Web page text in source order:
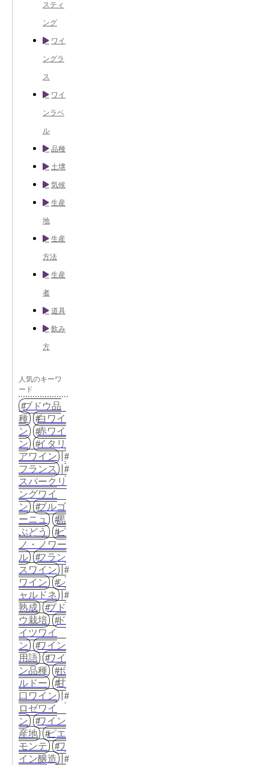
スティ
ング
ワイ
ングラ
ス
ワイ
ンラベ
ル
品種
土壌
気候
生産
地
生産
方法
生産
者
道具
飲み
方
人気のキーワ
ード
ブドウ品
種
白ワイ
ン
赤ワイ
ン
イタリ
アワイン
フランス
スパークリ
ングワイ
ン
ブルゴ
ーニュ
黒
ぶどう
ピ
ノ・ノワー
ル
フラン
スワイン
ワイン
シ
ャルドネ
熟成
ブド
ウ栽培
ド
イツワイ
ン
ワイン
用語
ワイ
ン品種
ボ
ルドー
甘
口ワイン
ロゼワイ
ン
ワイン
産地
ピエ
モンテ
ワ
イン醸造